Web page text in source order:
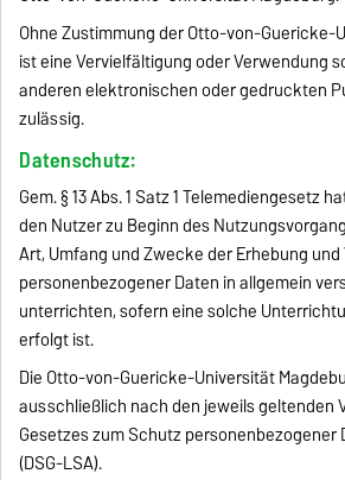
Ohne Zustimmung der Otto-von-Guericke-
ist eine Vervielfältigung oder Verwendung
anderen elektronischen oder gedruckten
zulässig.
Datenschutz:
Gem. § 13 Abs. 1 Satz 1 Telemediengesetz
den Nutzer zu Beginn des
Art, Umfang und Zwecke der Erhebung
personenbezogener Daten in allgemein
unterrichten, sofern eine solche
erfolgt ist.
Die Otto-von-Guericke-Universität
ausschließlich nach den jeweils geltenden
Gesetzes zum Schutz personenbezogener
(DSG-LSA).